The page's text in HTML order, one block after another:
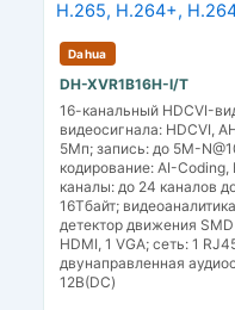
Dahua
DH-XVR1B16H-I/T
16-канальный HDCVI-
видеосигнала: HDCVI,
5Мп; запись: до 5M-
кодирование: AI-Coding,
каналы: до 24 каналов
16Тбайт;
детектор движения
HDMI, 1 VGA; сеть: 1
двунаправленная
12В(DC)